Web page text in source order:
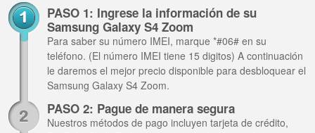
PASO 1: Ingrese la información de su
Samsung Galaxy S4 Zoom
Para saber su número IMEI, marque *#06# en su
teléfono. (El número IMEI tiene 15 digitos) A continuación
le daremos el mejor precio disponible para desbloquear el
Samsung Galaxy S4 Zoom.
PASO 2: Pague de manera segura
Nuestros métodos de pago incluyen tarjeta de crédito,